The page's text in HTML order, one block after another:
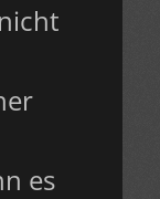
es